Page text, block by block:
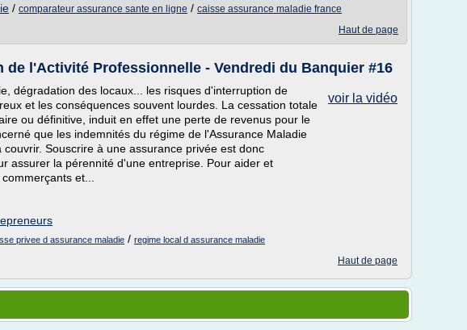
/ comparateur assurance sante en ligne / caisse assurance maladie france
Haut de page
de l'Activité Professionnelle - Vendredi du Banquier #16
voir la vidéo
dégradation des locaux... les risques d'interruption de
et les conséquences souvent lourdes. La cessation totale
ou définitive, induit en effet une perte de revenus pour le
que les indemnités du régime de l'Assurance Maladie
couvrir. Souscrire à une assurance privée est donc
assurer la pérennité d'une entreprise. Pour aider et
et...
privee d assurance maladie / regime local d assurance maladie
Haut de page